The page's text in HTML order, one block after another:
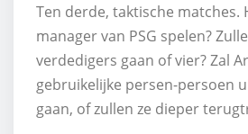
Ten derde, taktische matches.
manager van PSG spelen?
verdedigers gaan of vier? Zal
gebruikelijke persen-persoen
gaan, of zullen ze dieper